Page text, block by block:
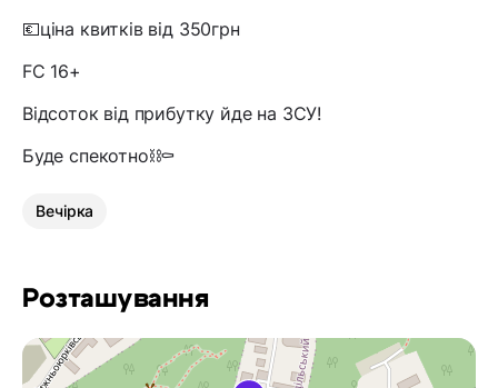
💶ціна квитків від 350грн
FC 16+
Відсоток від прибутку йде на ЗСУ!
Буде спекотно⛓️⚰️
Вечірка
Розташування